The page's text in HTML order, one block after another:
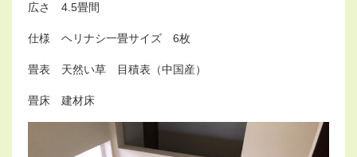
広さ 4.5畳間
仕様 ヘリナシ一畳サイズ 6枚
畳表 天然い草 目積表（中国産）
畳床 建材床